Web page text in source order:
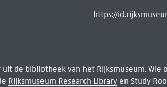
https://
de bibliotheek van het Rijksmuseum.
Rijksmuseum Research Libraryen Study